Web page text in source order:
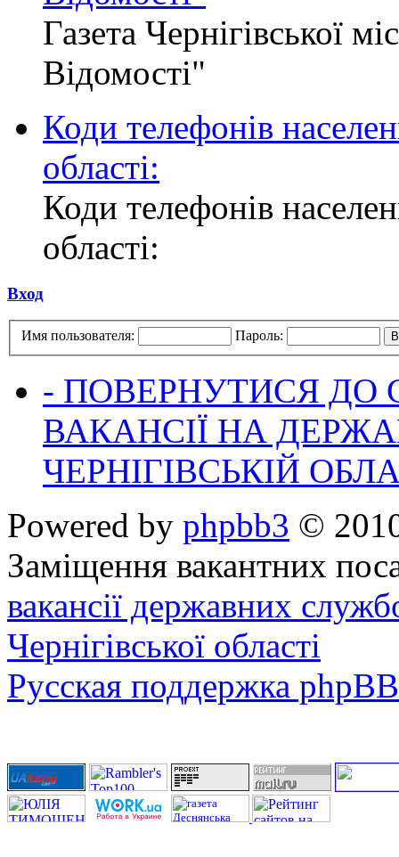
Газета Чернігівської
Відомості"
Коди телефонів
області:
Коди телефонів
області:
Вход
Имя пользователя: Пароль:
- ПОВЕРНУТИСЯ ДО
ВАКАНСІЇ НА
ЧЕРНІГІВСЬКІЙ
Powered by phpbb3 ©
Заміщення вакантних
вакансії державних
Чернігівської області
Русская поддержка phpBB